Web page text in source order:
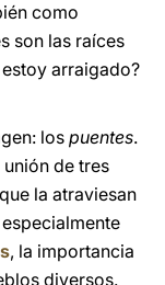
como
son las raíces
arraigado?
los puentes.
unión de tres
la atraviesan
, la importancia
diversos.